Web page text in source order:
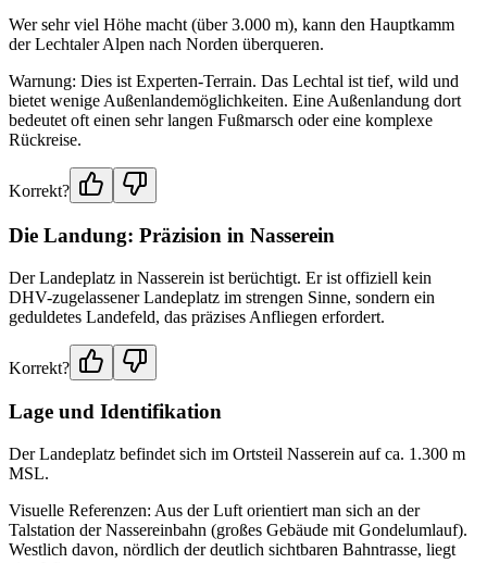
Wer sehr viel Höhe macht (über 3.000 m), kann den Hauptkamm
der Lechtaler Alpen nach Norden überqueren.
Warnung: Dies ist Experten-Terrain. Das Lechtal ist tief, wild und
bietet wenige Außenlandemöglichkeiten. Eine Außenlandung dort
bedeutet oft einen sehr langen Fußmarsch oder eine komplexe
Rückreise.
Korrekt?
Die Landung: Präzision in Nasserein
Der Landeplatz in Nasserein ist berüchtigt. Er ist offiziell kein
DHV-zugelassener Landeplatz im strengen Sinne, sondern ein
geduldetes Landefeld, das präzises Anfliegen erfordert.
Korrekt?
Lage und Identifikation
Der Landeplatz befindet sich im Ortsteil Nasserein auf ca. 1.300 m
MSL.
Visuelle Referenzen: Aus der Luft orientiert man sich an der
Talstation der Nassereinbahn (großes Gebäude mit Gondelumlauf).
Westlich davon, nördlich der deutlich sichtbaren Bahntrasse, liegt